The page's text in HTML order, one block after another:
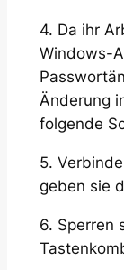
4. Da ihr
Windows-
Änderung
folgende
5.
geben sie
6. Sperren